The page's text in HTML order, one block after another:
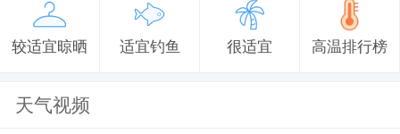
较适宜晾晒 适宜钓鱼 很适宜 高温排行榜
天气视频